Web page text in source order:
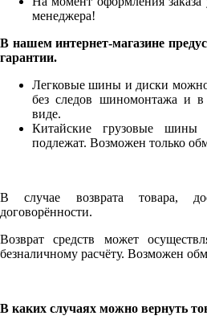
менеджера!
В нашем интернет-магазине
гарантии.
Легковые шины и диски можно
без следов шиномонтажа и в
виде.
Китайские грузовые
подлежат. Возможен только
В случае возврата товара,
договорённости.
Возврат средств может
безналичному расчёту. Возможен
В каких случаях можно вернуть